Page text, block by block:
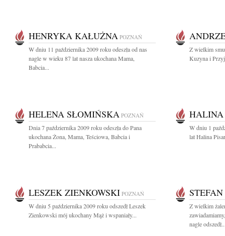
HENRYKA KAŁUŻNA POZNAŃ
W dniu 11 października 2009 roku odeszła od nas
nagle w wieku 87 lat nasza ukochana Mama,
Babcia...
Z wielkim
Kuzyna i
HELENA SŁOMIŃSKA POZNAŃ
Dnia 7 października 2009 roku odeszła do Pana
ukochana Żona, Mama, Teściowa, Babcia i
Prababcia...
HALINA
W dniu 1
lat Halina
LESZEK ZIENKOWSKI POZNAŃ
W dniu 5 października 2009 roku odszedł Leszek
Zienkowski mój ukochany Mąż i wspaniały...
Z wielkim
nagle